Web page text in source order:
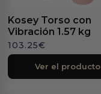
Kosey Torso con
Vibración 1.57 kg
103.25€
Ver el producto